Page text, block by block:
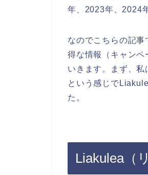
年、2023年、2024
なのでこちらの記
得な情報（キャンペ
いきます。まず、
という感じで
た。
Liakulea（